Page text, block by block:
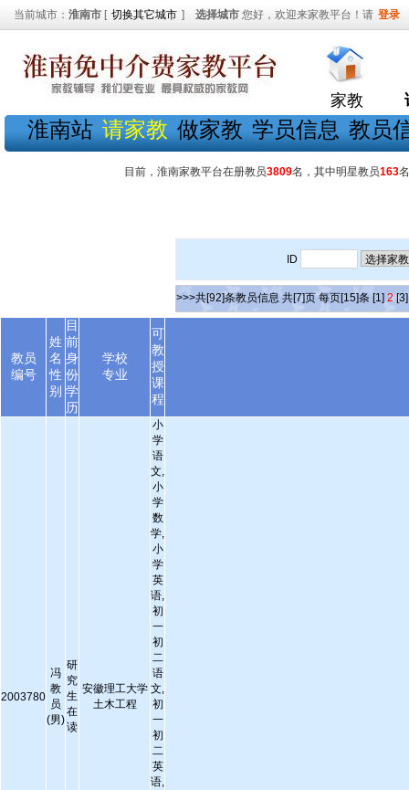
当前城市： 淮南市 [ 切换其它城市 ] 选择城市 您好，欢迎来家教平台！请 登录
家教
淮南站 请家教 做家教 学员信息 教员
目前，淮南家教平台在册教员3809名，其中明星教员163
ID
>>>共[92]条教员信息 共[7]页 每页[15]条 [1] 2 [3]
教员
编号
姓
名
性
别
目
前
身
份
学
历
学校
专业
可
教
授
课
程
2003780
冯
教
员
(男)
研
究
生
在
读
安徽理工大学
土木工程
小
学
语
文,
小
学
数
学,
小
学
英
语,
初
一
初
二
语
文,
初
一
初
二
英
语,